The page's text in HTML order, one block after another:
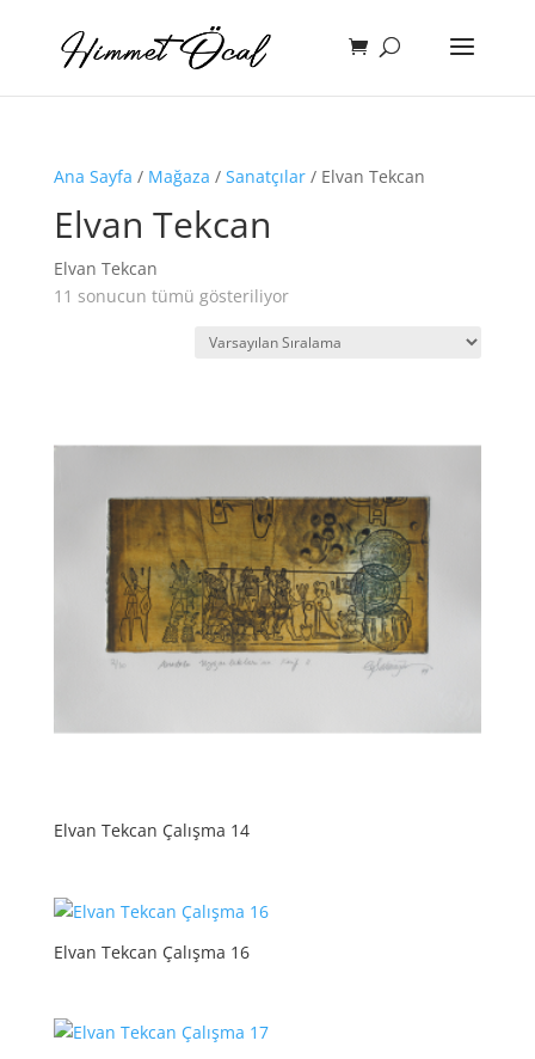
Ana Sayfa / Mağaza / Sanatçılar/ Elvan Tekcan
Elvan Tekcan
Elvan Tekcan
11 sonucun tümü gösteriliyor
Elvan Tekcan Çalışma 14
Elvan Tekcan Çalışma 16